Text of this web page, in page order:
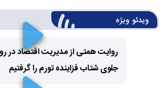
ویدئو ویژه
Play
روایت همتی از مدیریت اقتصاد در
جلوی شتاب فزاینده تورم را گرفتیم